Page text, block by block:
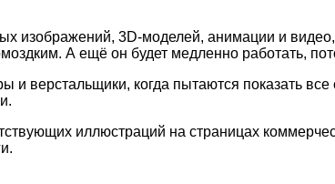
изображений, 3D-моделей, анимации и
А ещё он будет медленно работать,
верстальщики, когда пытаются показать
иллюстраций на страницах